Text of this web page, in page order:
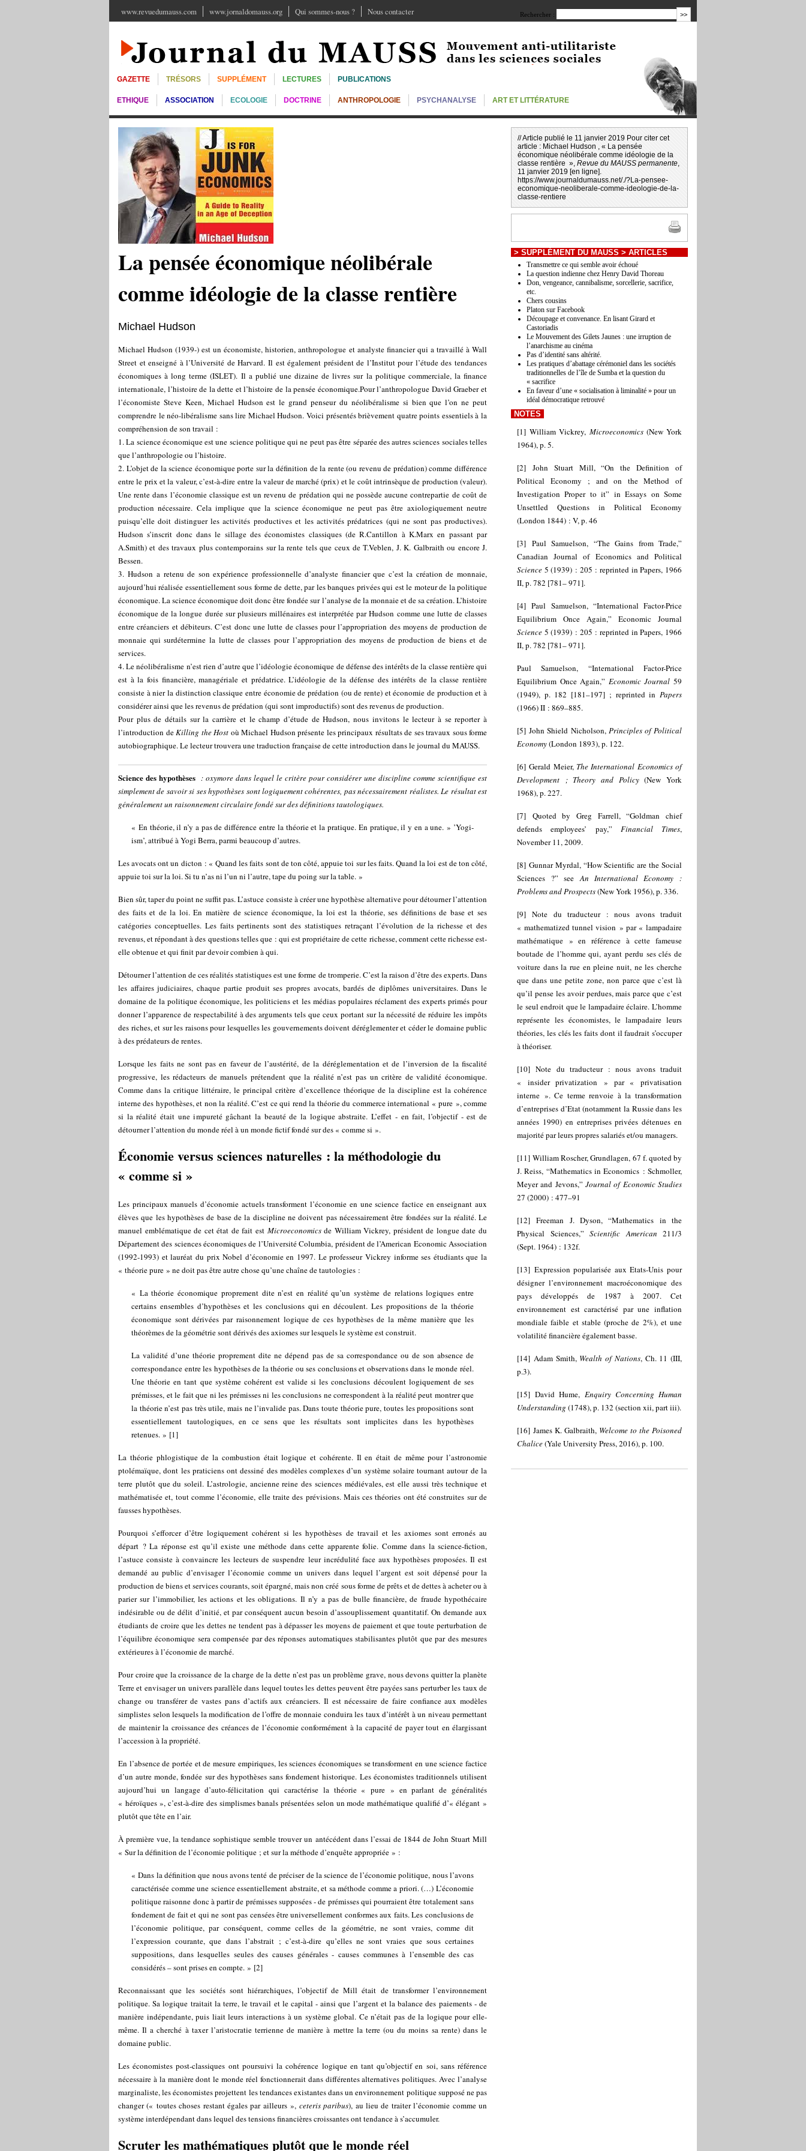
www.revuedumauss.com www.jornaldomauss.org Qui sommes-nous ? Nous contacter Rechercher :
GAZETTE TRÉSORS SUPPLÉMENT LECTURES PUBLICATIONS
ETHIQUE ASSOCIATION ECOLOGIE DOCTRINE ANTHROPOLOGIE PSYCHANALYSE ART ET LITTÉRATURE
La pensée économique néolibérale
comme idéologie de la classe rentière
Michael Hudson
Michael Hudson (1939-) est un économiste, historien, anthropologue et analyste financier qui a travaillé à Wall
Street et enseigné à l’Université de Harvard. Il est également président de l’Institut pour l’étude des tendances
économiques à long terme (ISLET). Il a publié une dizaine de livres sur la politique commerciale, la finance
internationale, l’histoire de la dette et l’histoire de la pensée économique.Pour l’anthropologue David Graeber et
l’économiste Steve Keen, Michael Hudson est le grand penseur du néolibéralisme si bien que l’on ne peut
comprendre le néo-libéralisme sans lire Michael Hudson. Voici présentés brièvement quatre points essentiels à la
compréhension de son travail :
1. La science économique est une science politique qui ne peut pas être séparée des autres sciences sociales telles
que l’anthropologie ou l’histoire.
2. L’objet de la science économique porte sur la définition de la rente (ou revenu de prédation) comme différence
entre le prix et la valeur, c’est-à-dire entre la valeur de marché (prix) et le coût intrinsèque de production (valeur).
Une rente dans l’économie classique est un revenu de prédation qui ne possède aucune contrepartie de coût de
production nécessaire. Cela implique que la science économique ne peut pas être axiologiquement neutre
puisqu’elle doit distinguer les activités productives et les activités prédatrices (qui ne sont pas productives).
Hudson s’inscrit donc dans le sillage des économistes classiques (de R.Cantillon à K.Marx en passant par
A.Smith) et des travaux plus contemporains sur la rente tels que ceux de T.Veblen, J. K. Galbraith ou encore J.
Bessen.
3. Hudson a retenu de son expérience professionnelle d’analyste financier que c’est la création de monnaie,
aujourd’hui réalisée essentiellement sous forme de dette, par les banques privées qui est le moteur de la politique
économique. La science économique doit donc être fondée sur l’analyse de la monnaie et de sa création. L’histoire
économique de la longue durée sur plusieurs millénaires est interprétée par Hudson comme une lutte de classes
entre créanciers et débiteurs. C’est donc une lutte de classes pour l’appropriation des moyens de production de
monnaie qui surdétermine la lutte de classes pour l’appropriation des moyens de production de biens et de
services.
4. Le néolibéralisme n’est rien d’autre que l’idéologie économique de défense des intérêts de la classe rentière qui
est à la fois financière, managériale et prédatrice. L’idéologie de la défense des intérêts de la classe rentière
consiste à nier la distinction classique entre économie de prédation (ou de rente) et économie de production et à
considérer ainsi que les revenus de prédation (qui sont improductifs) sont des revenus de production.
Pour plus de détails sur la carrière et le champ d’étude de Hudson, nous invitons le lecteur à se reporter à
l’introduction deKilling the Host où Michael Hudson présente les principaux résultats de ses travaux sous forme
autobiographique. Le lecteur trouvera une traduction française de cette introduction dans le journal du MAUSS.
Science des hypothèses : oxymore dans lequel le critère pour considérer une discipline comme scientifique est
simplement de savoir si ses hypothèses sont logiquement cohérentes, pas nécessairement réalistes. Le résultat est
généralement un raisonnement circulaire fondé sur des définitions tautologiques.
« En théorie, il n’y a pas de différence entre la théorie et la pratique. En pratique, il y en a une. » ’Yogi-
ism’, attribué à Yogi Berra, parmi beaucoup d’autres.
Les avocats ont un dicton : « Quand les faits sont de ton côté, appuie toi sur les faits. Quand la loi est de ton côté,
appuie toi sur la loi. Si tu n’as ni l’un ni l’autre, tape du poing sur la table. »
Bien sûr, taper du point ne suffit pas. L’astuce consiste à créer une hypothèse alternative pour détourner l’attention
des faits et de la loi. En matière de science économique, la loi est la théorie, ses définitions de base et ses
catégories conceptuelles. Les faits pertinents sont des statistiques retraçant l’évolution de la richesse et des
revenus, et répondant à des questions telles que : qui est propriétaire de cette richesse, comment cette richesse est-
elle obtenue et qui finit par devoir combien à qui.
Détourner l’attention de ces réalités statistiques est une forme de tromperie. C’est la raison d’être des experts. Dans
les affaires judiciaires, chaque partie produit ses propres avocats, bardés de diplômes universitaires. Dans le
domaine de la politique économique, les politiciens et les médias populaires réclament des experts primés pour
donner l’apparence de respectabilité à des arguments tels que ceux portant sur la nécessité de réduire les impôts
des riches, et sur les raisons pour lesquelles les gouvernements doivent déréglementer et céder le domaine public
à des prédateurs de rentes.
Lorsque les faits ne sont pas en faveur de l’austérité, de la déréglementation et de l’inversion de la fiscalité
progressive, les rédacteurs de manuels prétendent que la réalité n’est pas un critère de validité économique.
Comme dans la critique littéraire, le principal critère d’excellence théorique de la discipline est la cohérence
interne des hypothèses, et non la réalité. C’est ce qui rend la théorie du commerce international « pure », comme
si la réalité était une impureté gâchant la beauté de la logique abstraite. L’effet - en fait, l’objectif - est de
détourner l’attention du monde réel à un monde fictif fondé sur des « comme si ».
Économie versus sciences naturelles : la méthodologie du
« comme si »
Les principaux manuels d’économie actuels transforment l’économie en une science factice en enseignant aux
élèves que les hypothèses de base de la discipline ne doivent pas nécessairement être fondées sur la réalité. Le
manuel emblématique de cet état de fait est Microeconomicsde William Vickrey, président de longue date du
Département des sciences économiques de l’Université Columbia, président de l’American Economic Association
(1992-1993) et lauréat du prix Nobel d’économie en 1997. Le professeur Vickrey informe ses étudiants que la
« théorie pure » ne doit pas être autre chose qu’une chaîne de tautologies :
« La théorie économique proprement dite n’est en réalité qu’un système de relations logiques entre
certains ensembles d’hypothèses et les conclusions qui en découlent. Les propositions de la théorie
économique sont dérivées par raisonnement logique de ces hypothèses de la même manière que les
théorèmes de la géométrie sont dérivés des axiomes sur lesquels le système est construit.
La validité d’une théorie proprement dite ne dépend pas de sa correspondance ou de son absence de
correspondance entre les hypothèses de la théorie ou ses conclusions et observations dans le monde réel.
Une théorie en tant que système cohérent est valide si les conclusions découlent logiquement de ses
prémisses, et le fait que ni les prémisses ni les conclusions ne correspondent à la réalité peut montrer que
la théorie n’est pas très utile, mais ne l’invalide pas. Dans toute théorie pure, toutes les propositions sont
essentiellement tautologiques, en ce sens que les résultats sont implicites dans les hypothèses
retenues. » [1]
La théorie phlogistique de la combustion était logique et cohérente. Il en était de même pour l’astronomie
ptolémaïque, dont les praticiens ont dessiné des modèles complexes d’un système solaire tournant autour de la
terre plutôt que du soleil. L’astrologie, ancienne reine des sciences médiévales, est elle aussi très technique et
mathématisée et, tout comme l’économie, elle traite des prévisions. Mais ces théories ont été construites sur de
fausses hypothèses.
Pourquoi s’efforcer d’être logiquement cohérent si les hypothèses de travail et les axiomes sont erronés au
départ ? La réponse est qu’il existe une méthode dans cette apparente folie. Comme dans la science-fiction,
l’astuce consiste à convaincre les lecteurs de suspendre leur incrédulité face aux hypothèses proposées. Il est
demandé au public d’envisager l’économie comme un univers dans lequel l’argent est soit dépensé pour la
production de biens et services courants, soit épargné, mais non créé sous forme de prêts et de dettes à acheter ou à
parier sur l’immobilier, les actions et les obligations. Il n’y a pas de bulle financière, de fraude hypothécaire
indésirable ou de délit d’initié, et par conséquent aucun besoin d’assouplissement quantitatif. On demande aux
étudiants de croire que les dettes ne tendent pas à dépasser les moyens de paiement et que toute perturbation de
l’équilibre économique sera compensée par des réponses automatiques stabilisantes plutôt que par des mesures
extérieures à l’économie de marché.
Pour croire que la croissance de la charge de la dette n’est pas un problème grave, nous devons quitter la planète
Terre et envisager un univers parallèle dans lequel toutes les dettes peuvent être payées sans perturber les taux de
change ou transférer de vastes pans d’actifs aux créanciers. Il est nécessaire de faire confiance aux modèles
simplistes selon lesquels la modification de l’offre de monnaie conduira les taux d’intérêt à un niveau permettant
de maintenir la croissance des créances de l’économie conformément à la capacité de payer tout en élargissant
l’accession à la propriété.
En l’absence de portée et de mesure empiriques, les sciences économiques se transforment en une science factice
d’un autre monde, fondée sur des hypothèses sans fondement historique. Les économistes traditionnels utilisent
aujourd’hui un langage d’auto-félicitation qui caractérise la théorie « pure » en parlant de généralités
« héroïques », c’est-à-dire des simplismes banals présentées selon un mode mathématique qualifié d’« élégant »
plutôt que tête en l’air.
À première vue, la tendance sophistique semble trouver un antécédent dans l’essai de 1844 de John Stuart Mill
« Sur la définition de l’économie politique ; et sur la méthode d’enquête appropriée » :
« Dans la définition que nous avons tenté de préciser de la science de l’économie politique, nous l’avons
caractérisée comme une science essentiellement abstraite, et sa méthode comme a priori. (…) L’économie
politique raisonne donc à partir de prémisses supposées - de prémisses qui pourraient être totalement sans
fondement de fait et qui ne sont pas censées être universellement conformes aux faits. Les conclusions de
l’économie politique, par conséquent, comme celles de la géométrie, ne sont vraies, comme dit
l’expression courante, que dans l’abstrait ; c’est-à-dire qu’elles ne sont vraies que sous certaines
suppositions, dans lesquelles seules des causes générales - causes communes à l’ensemble des cas
considérés – sont prises en compte. » [2]
Reconnaissant que les sociétés sont hiérarchiques, l’objectif de Mill était de transformer l’environnement
politique. Sa logique traitait la terre, le travail et le capital - ainsi que l’argent et la balance des paiements - de
manière indépendante, puis liait leurs interactions à un système global. Ce n’était pas de la logique pour elle-
même. Il a cherché à taxer l’aristocratie terrienne de manière à mettre la terre (ou du moins sa rente) dans le
domaine public.
Les économistes post-classiques ont poursuivi la cohérence logique en tant qu’objectif en soi, sans référence
nécessaire à la manière dont le monde réel fonctionnerait dans différentes alternatives politiques. Avec l’analyse
marginaliste, les économistes projettent les tendances existantes dans un environnement politique supposé ne pas
changer (« toutes choses restant égales par ailleurs », ceteris paribus), au lieu de traiter l’économie comme un
système interdépendant dans lequel des tensions financières croissantes ont tendance à s’accumuler.
Scruter les mathématiques plutôt que le monde réel
// Article publié le 11 janvier 2019 Pour citer cet
article : Michael Hudson , « La pensée
économique néolibérale comme idéologie de la
classe rentière », Revue du MAUSS permanente,
11 janvier 2019 [en ligne].
https://www.journaldumauss.net/./?La-pensee-
economique-neoliberale-comme-ideologie-de-la-
classe-rentiere
> SUPPLÉMENT DU MAUSS > ARTICLES
Transmettre ce qui semble avoir échoué
La question indienne chez Henry David Thoreau
Don, vengeance, cannibalisme, sorcellerie, sacrifice,
etc.
Chers cousins
Platon sur Facebook
Découpage et convenance. En lisant Girard et
Castoriadis
Le Mouvement des Gilets Jaunes : une irruption de
l’anarchisme au cinéma
Pas d’identité sans altérité.
Les pratiques d’abattage cérémoniel dans les sociétés
traditionnelles de l’île de Sumba et la question du
« sacrifice
En faveur d’une « socialisation à liminalité » pour un
idéal démocratique retrouvé
NOTES
[1]William Vickrey, Microeconomics(New York
1964), p. 5.
[2] John Stuart Mill, “On the Definition of
Political Economy ; and on the Method of
Investigation Proper to it” in Essays on Some
Unsettled Questions in Political Economy
(London 1844) : V, p. 46
[3] Paul Samuelson, “The Gains from Trade,”
Canadian Journal of Economics and Political
Science 5 (1939) : 205 : reprinted in Papers, 1966
II, p. 782 [781– 971].
[4]Paul Samuelson, “International Factor-Price
Equilibrium Once Again,” Economic Journal
Science 5 (1939) : 205 : reprinted in Papers, 1966
II, p. 782 [781– 971].
Paul Samuelson, “International Factor-Price
Equilibrium Once Again,” Economic Journal 59
(1949), p. 182 [181–197] ; reprinted in Papers
(1966) II : 869–885.
[5]John Shield Nicholson, Principles of Political
Economy(London 1893), p. 122.
[6]Gerald Meier, The International Economics of
Development ; Theory and Policy(New York
1968), p. 227.
[7] Quoted by Greg Farrell, “Goldman chief
defends employees’ pay,” Financial Times,
November 11, 2009.
[8] Gunnar Myrdal, “How Scientific are the Social
Sciences ?” seeAn International Economy :
Problems and Prospects(New York 1956), p. 336.
[9]Note du traducteur : nous avons traduit
« mathematized tunnel vision » par « lampadaire
mathématique » en référence à cette fameuse
boutade de l’homme qui, ayant perdu ses clés de
voiture dans la rue en pleine nuit, ne les cherche
que dans une petite zone, non parce que c’est là
qu’il pense les avoir perdues, mais parce que c’est
le seul endroit que le lampadaire éclaire. L’homme
représente les économistes, le lampadaire leurs
théories, les clés les faits dont il faudrait s’occuper
à théoriser.
[10]Note du traducteur : nous avons traduit
« insider privatization » par « privatisation
interne ». Ce terme renvoie à la transformation
d’entreprises d’Etat (notamment la Russie dans les
années 1990) en entreprises privées détenues en
majorité par leurs propres salariés et/ou managers.
[11]William Roscher, Grundlagen, 67 f. quoted by
J. Reiss, “Mathematics in Economics : Schmoller,
Meyer and Jevons,” Journal of Economic Studies
27 (2000) : 477–91
[12]Freeman J. Dyson, “Mathematics in the
Physical Sciences,” Scientific American 211/3
(Sept. 1964) : 132f.
[13] Expression popularisée aux Etats-Unis pour
désigner l’environnement macroéconomique des
pays développés de 1987 à 2007. Cet
environnement est caractérisé par une inflation
mondiale faible et stable (proche de 2%), et une
volatilité financière également basse.
[14] Adam Smith, Wealth of Nations, Ch. 11 (III,
p.3).
[15]David Hume, Enquiry Concerning Human
Understanding (1748), p. 132 (section xii, part iii).
[16] James K. Galbraith, Welcome to the Poisoned
Chalice(Yale University Press, 2016), p. 100.